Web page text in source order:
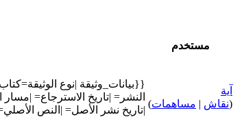
مستخدم
آية
(نقاش مساهمات)
{{بيانات_وثيقة |نوع
النشر= |تاريخ الاسترجاع=
|تاريخ نشر الأصل= |النص